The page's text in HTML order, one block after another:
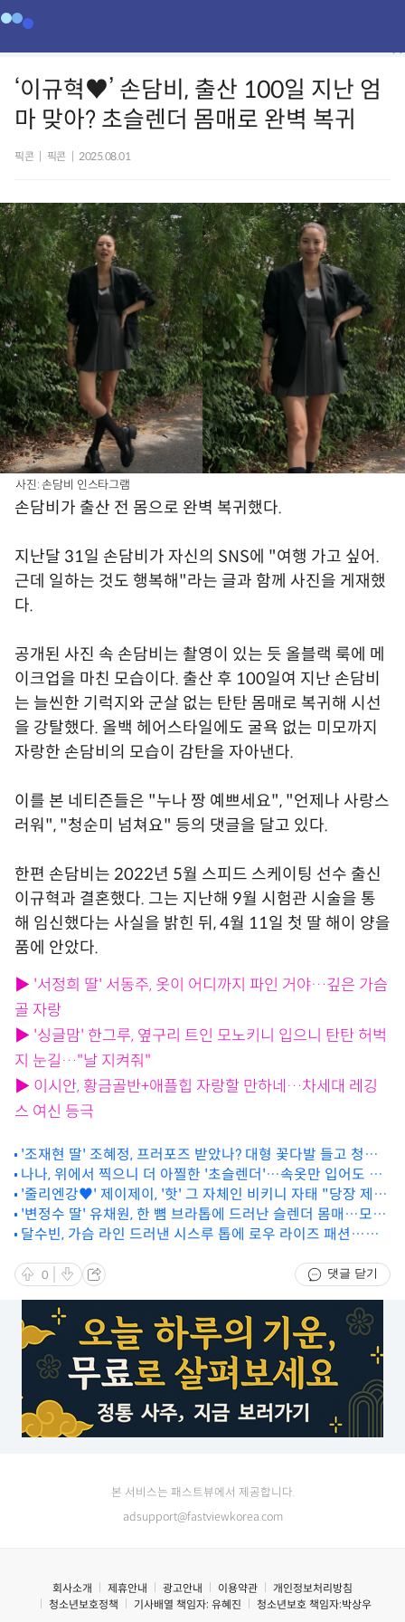
‘이규혁♥’ 손담비, 출산 100일 지난 엄
마 맞아? 초슬렌더 몸매로 완벽 복귀
픽콘 픽콘 2025.08.01
사진: 손담비 인스타그램
손담비가 출산 전 몸으로 완벽 복귀했다.
지난달 31일 손담비가 자신의 SNS에 "여행 가고 싶어.
근데 일하는 것도 행복해"라는 글과 함께 사진을 게재했
다.
공개된 사진 속 손담비는 촬영이 있는 듯 올블랙 룩에 메
이크업을 마친 모습이다. 출산 후 100일여 지난 손담비
는 늘씬한 기럭지와 군살 없는 탄탄 몸매로 복귀해 시선
을 강탈했다. 올백 헤어스타일에도 굴욕 없는 미모까지
자랑한 손담비의 모습이 감탄을 자아낸다.
이를 본 네티즌들은 "누나 짱 예쁘세요", "언제나 사랑스
러워", "청순미 넘쳐요" 등의 댓글을 달고 있다.
한편 손담비는 2022년 5월 스피드 스케이팅 선수 출신
이규혁과 결혼했다. 그는 지난해 9월 시험관 시술을 통
해 임신했다는 사실을 밝힌 뒤, 4월 11일 첫 딸 해이 양을
품에 안았다.
▶ '서정희 딸' 서동주, 옷이 어디까지 파인 거야…깊은 가슴
골 자랑
▶ '싱글맘' 한그루, 옆구리 트인 모노키니 입으니 탄탄 허벅
지 눈길…"날 지켜줘"
▶ 이시안, 황금골반+애플힙 자랑할 만하네…차세대 레깅
스 여신 등극
'조재현 딸' 조혜정, 프러포즈 받았나? 대형 꽃다발 들고 청순X
우아美 발산
나나, 위에서 찍으니 더 아찔한 '초슬렌더'…속옷만 입어도 독
보적 아우라
'줄리엔강♥' 제이제이, '핫' 그 자체인 비키니 자태 "당장 제주
도에 가야하는 이유!"
'변정수 딸' 유채원, 한 뼘 브라톱에 드러난 슬렌더 몸매…모델
DNA 어디 안 가네
달수빈, 가슴 라인 드러낸 시스루 톱에 로우 라이즈 패션…아
0 댓글 닫기
본 서비스는 패스트뷰에서 제공합니다.
adsupport@fastviewkorea.com
회사소개 제휴안내 광고안내 이용약관
개인정보처리방침
청소년보호정책
기사배열 책임자: 유혜진 청소년보호 책임자:박상우